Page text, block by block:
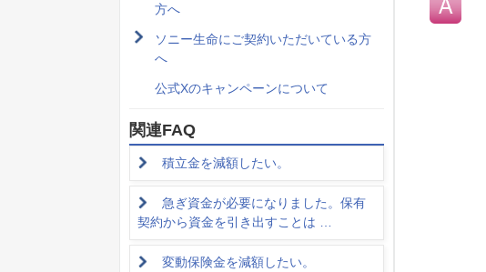
方へ
ソニー生命にご契約いただいている方
へ
公式Xのキャンペーンについて
関連FAQ
積立金を減額したい。
急ぎ資金が必要になりました。保有
契約から資金を引き出すことは …
変動保険金を減額したい。